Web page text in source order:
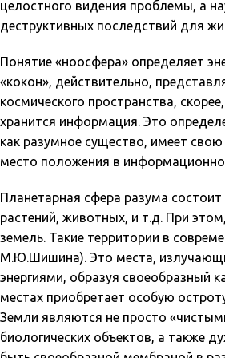
целостного видения проблемы, а
деструктивных последствий для
Понятие «ноосфера» определяет
«кокон», действительно,
космического пространства,
хранится информация. Это
как разумное существо, имеет
место положения в
Планетарная сфера разума
растений, животных, и т.д. При
земель. Такие территории в
М.Ю.Шишина). Это места,
энергиями, образуя своеобразный
местах приобретает особую
Земли являются не просто
биологических объектов, а также